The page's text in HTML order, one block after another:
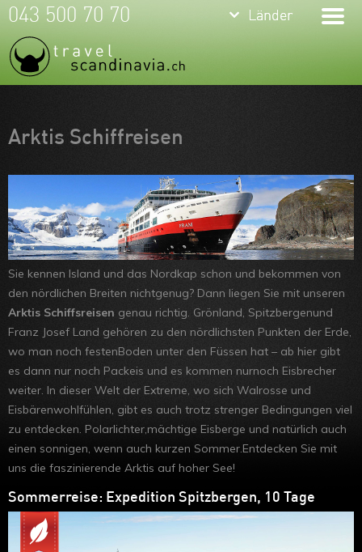
Feedbacks
Kontakt
ARVB
keyboard_arrow_down Länder
Arktis
Island im
Winter
Norwegen im
Winter
Schweden
im Winter
Lappland im
Winter
keyboard_arrow_down Länder
043 500 70 70
Arktis Schiffreisen
Sie kennen Island und das Nordkap schon und bekommen von
den nördlichen Breiten nichtgenug? Dann liegen Sie mit unseren
Arktis Schiffsreisen genau richtig. Grönland, Spitzbergenund
Franz Josef Land gehören zu den nördlichsten Punkten der Erde,
wo man noch festenBoden unter den Füssen hat – ab hier gibt
es dann nur noch Packeis und es kommen nurnoch Eisbrecher
weiter. In dieser Welt der Extreme, wo sich Walrosse und
Eisbärenwohlfühlen, gibt es auch trotz strenger Bedingungen viel
zu entdecken. Polarlichter,mächtige Eisberge und natürlich auch
einen sonnigen, wenn auch kurzen Sommer.Entdecken Sie mit
uns die faszinierende Arktis auf hoher See!
Sommerreise: Expedition Spitzbergen, 10 Tage